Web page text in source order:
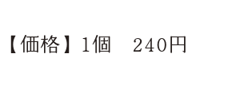
【価格】1個 240円